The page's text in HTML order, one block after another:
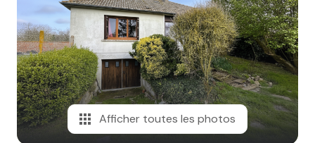
agence
nos
honoraires
contact
Afficher toutes les photos